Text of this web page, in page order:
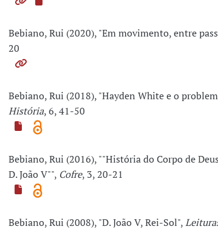
Bebiano, Rui (2020), "Em movimento, entre
20
Bebiano, Rui (2018), "Hayden White e o
História, 6, 41-50
Bebiano, Rui (2016), ""História do Corpo de
D. João V"", Cofre, 3, 20-21
Bebiano, Rui (2008), "D. João V, Rei-Sol",